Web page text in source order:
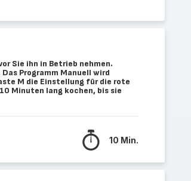
Sie ihn in Betrieb nehmen.
Programm Manuell wird
M die Einstellung für die rote
Minuten lang kochen, bis sie
10 Min.